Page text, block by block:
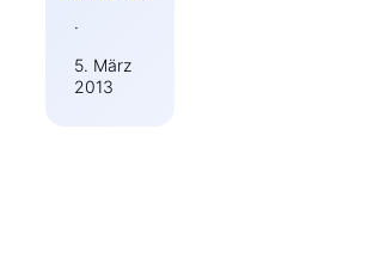
·
5. März
2013